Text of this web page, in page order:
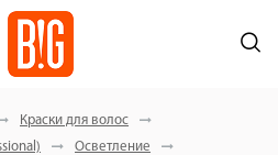
Краски для волос
Осветление